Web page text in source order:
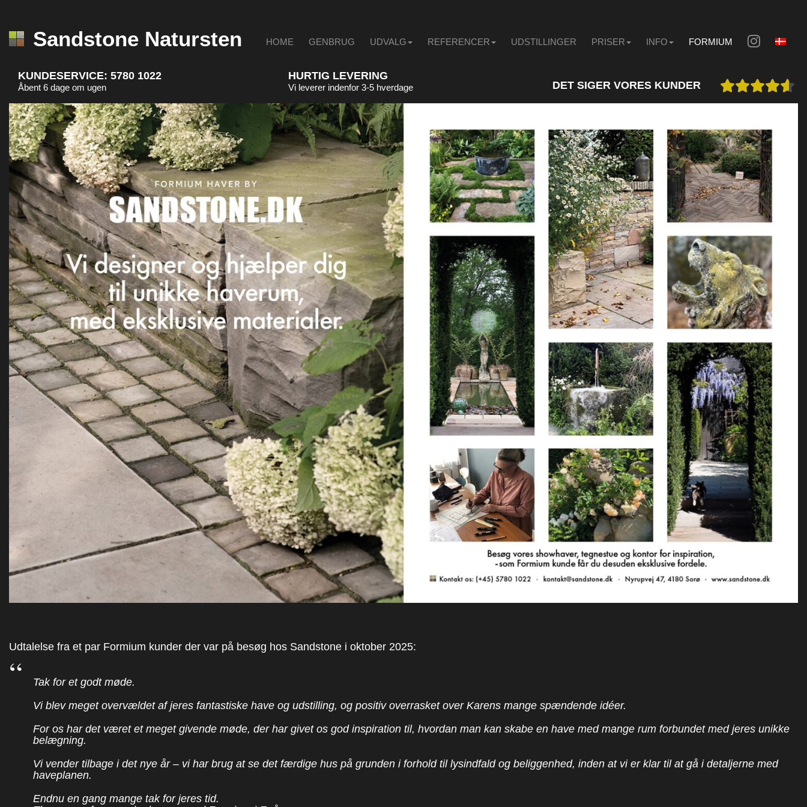
Sandstone Natursten HOME GENBRUG UDVALG REFERENCER UDSTILLINGER PRISER INFO FORMIUM
KUNDESERVICE: 5780 1022
Åbent 6 dage om ugen
HURTIG LEVERING
Vi leverer indenfor 3-5 hverdage DET SIGER VORES KUNDER
Udtalelse fra et par Formium kunder der var på besøg hos Sandstone i oktober 2025:
Tak for et godt møde.
Vi blev meget overvældet af jeres fantastiske have og udstilling, og positiv overrasket over Karens mange spændende idéer.
For os har det været et meget givende møde, der har givet os god inspiration til, hvordan man kan skabe en have med mange rum forbundet med jeres unikke
belægning.
Vi vender tilbage i det nye år – vi har brug at se det færdige hus på grunden i forhold til lysindfald og beliggenhed, inden at vi er klar til at gå i detaljerne med
haveplanen.
Endnu en gang mange tak for jeres tid.